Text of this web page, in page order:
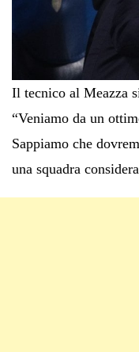
Il tecnico al Meazza
“Veniamo da un
Sappiamo che
una squadra